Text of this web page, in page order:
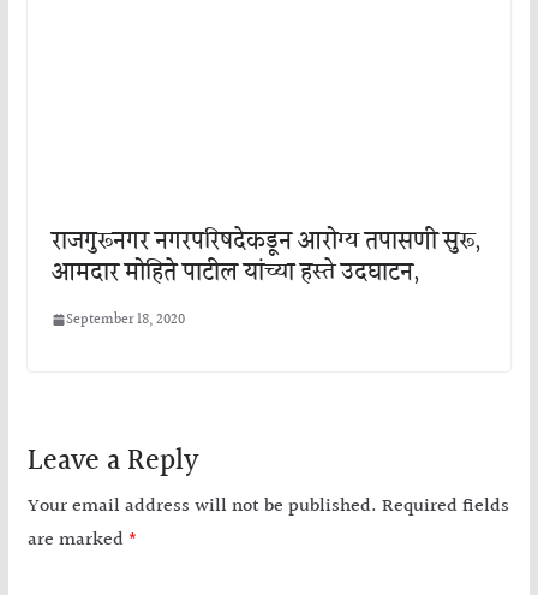
राजगुरूनगर नगरपरिषदेकडून आरोग्य तपासणी सुरू,
आमदार मोहिते पाटील यांच्या हस्ते उदघाटन,
September 18, 2020
Leave a Reply
Your email address will not be published. Required fields
are marked *